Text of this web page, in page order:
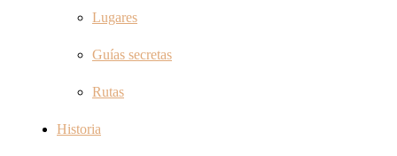
Lugares
Guías secretas
Rutas
Historia